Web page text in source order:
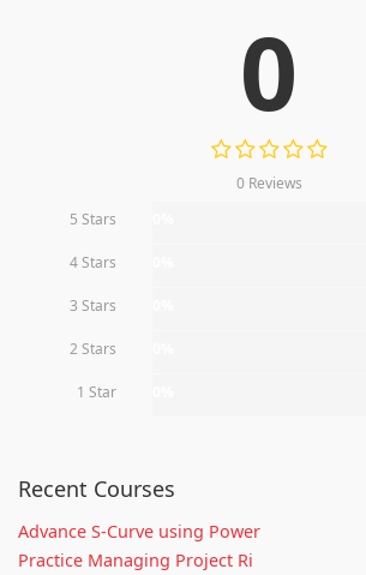
0
0 Reviews
5 Stars
4 Stars
3 Stars
2 Stars
1 Star
Recent Courses
Advance S-Curve using Power
Practice Managing Project Ri